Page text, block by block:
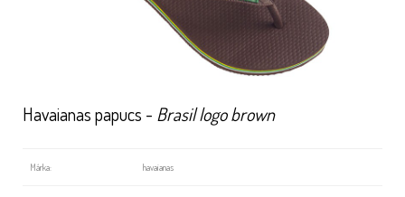
Havaianas papucs - Brasil logo brown
Márka: havaianas